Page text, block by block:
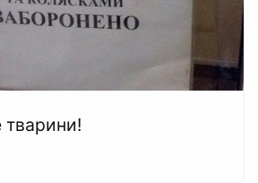
тварини!